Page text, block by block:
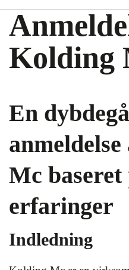
Kolding
En
Mc
erfaringer
Indledning